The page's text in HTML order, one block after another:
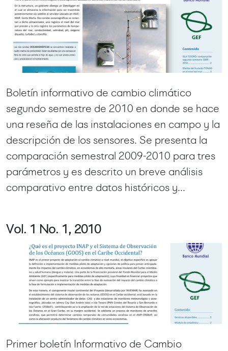
Boletín informativo de cambio climático
segundo semestre de 2010 en donde se hace
una reseña de las instalaciones en campo y la
descripción de los sensores. Se presenta la
comparación semestral 2009-2010 para tres
parámetros y es descrito un breve análisis
comparativo entre datos históricos y...
Vol. 1 No. 1, 2010
Primer boletín Informativo de Cambio